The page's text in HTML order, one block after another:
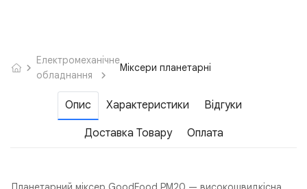
Електромеханічне
обладнання
Міксери планетарні
Опис Характеристики Відгуки
Доставка Товару Оплата